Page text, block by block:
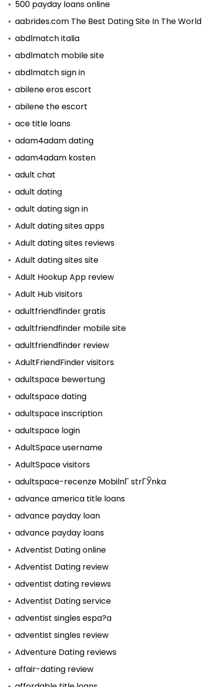
500 payday loans online
aabrides.com The Best Dating Site In The World
abdlmatch italia
abdlmatch mobile site
abdlmatch sign in
abilene eros escort
abilene the escort
ace title loans
adam4adam dating
adam4adam kosten
adult chat
adult dating
adult dating sign in
Adult dating sites apps
Adult dating sites reviews
Adult dating sites site
Adult Hookup App review
Adult Hub visitors
adultfriendfinder gratis
adultfriendfinder mobile site
adultfriendfinder review
AdultFriendFinder visitors
adultspace bewertung
adultspace dating
adultspace inscription
adultspace login
AdultSpace username
AdultSpace visitors
adultspace-recenze MobilnГ­ strГЎnka
advance america title loans
advance payday loan
advance payday loans
Adventist Dating online
Adventist Dating review
adventist dating reviews
Adventist Dating service
adventist singles espa?a
adventist singles review
Adventure Dating reviews
affair-dating review